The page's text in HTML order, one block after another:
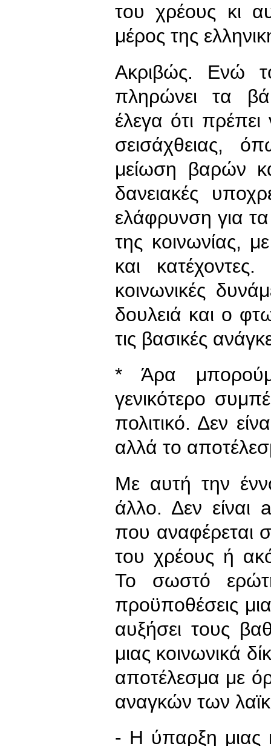
του χρέους κι
μέρος της
Ακριβώς. Ενώ
πληρώνει τα
έλεγα ότι
σεισάχθειας,
μείωση βαρών
δανειακές
ελάφρυνση για
της κοινωνίας,
και
κοινωνικές
δουλειά και ο
τις βασικές
* Άρα
γενικότερο
πολιτικό. Δεν
αλλά το
Με αυτή την
άλλο. Δεν είναι
που αναφέρεται
του χρέους ή
Το σωστό
προϋποθέσεις
αυξήσει τους
μιας κοινωνικά
αποτέλεσμα με
αναγκών των
- Η ύπαρξη μιας